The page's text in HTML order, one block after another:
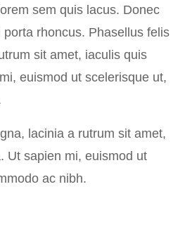
sem quis lacus. Donec
rhoncus. Phasellus felis
sit amet, iaculis quis
euismod ut scelerisque ut,
lacinia a rutrum sit amet,
Ut sapien mi, euismod ut
ac nibh.